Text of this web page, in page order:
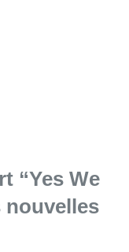
“Yes We
nouvelles